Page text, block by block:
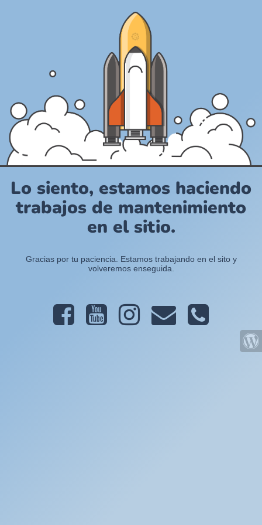
Lo siento, estamos haciendo
trabajos de mantenimiento
en el sitio.
Gracias por tu paciencia. Estamos trabajando en el sito y
volveremos enseguida.